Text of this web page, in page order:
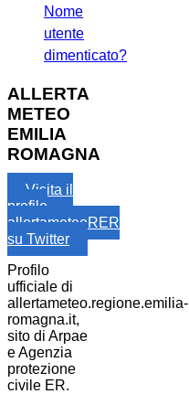
Nome
utente
dimenticato?
ALLERTA
METEO
EMILIA
ROMAGNA
Visita il
profilo
allertameteoRER
su Twitter
Profilo
ufficiale di
allertameteo.regione.emilia-
romagna.it,
sito di Arpae
e Agenzia
protezione
civile ER.